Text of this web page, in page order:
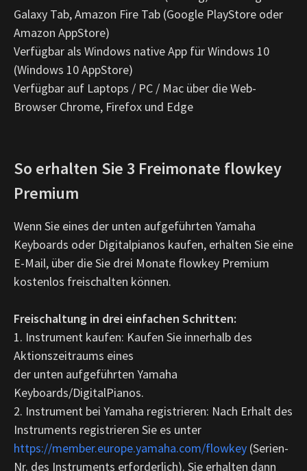
Galaxy Tab, Amazon Fire Tab (Google PlayStore oder
Amazon AppStore)
Verfügbar als Windows native App für Windows 10
(Windows 10 AppStore)
Verfügbar auf Laptops / PC / Mac über die Web-
Browser Chrome, Firefox und Edge
So erhalten Sie 3 Freimonate flowkey
Premium
Wenn Sie eines der unten aufgeführten Yamaha
Keyboards oder Digitalpianos kaufen, erhalten Sie eine
E-Mail, über die Sie drei Monate flowkey Premium
kostenlos freischalten können.
Freischaltung in drei einfachen Schritten:
1. Instrument kaufen: Kaufen Sie innerhalb des
Aktionszeitraums eines
der unten aufgeführten Yamaha
Keyboards/DigitalPianos.
2. Instrument bei Yamaha registrieren: Nach Erhalt des
Instruments registrieren Sie es unter
https://member.europe.yamaha.com/flowkey (Serien-
Nr. des Instruments erforderlich). Sie erhalten dann